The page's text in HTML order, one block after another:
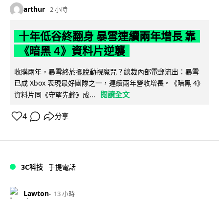
arthur 2 小時
十年低谷終翻身 暴雪連續兩年增長 靠
《暗黑 4》資料片逆襲
收購兩年，暴雪終於擺脫動視魔咒？總裁內部電郵流出：暴雪
已成 Xbox 表現最好團隊之一，連續兩年營收增長。《暗黑 4》
資料片同《守望先鋒》成...
閱讀全文
4 分享
3C科技 手提電話
Lawton 13 小時